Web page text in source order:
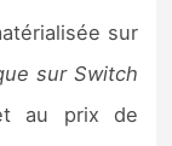
sur
sur Switch
au prix de